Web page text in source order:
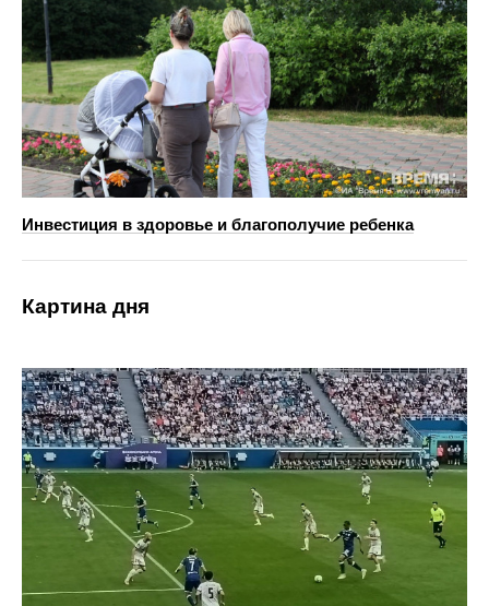
Инвестиция в здоровье и благополучие ребенка
Картина дня